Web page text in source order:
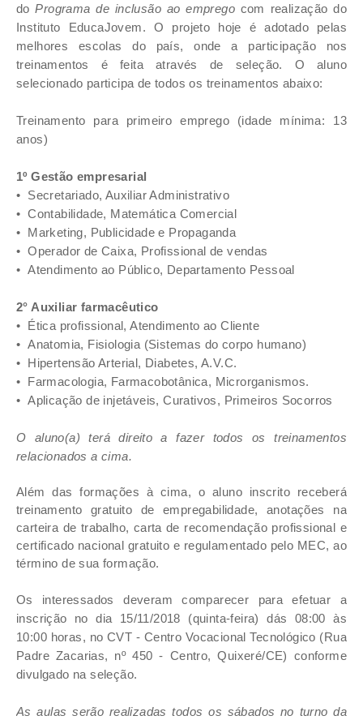
doPrograma de inclusão ao empregocom realização do
Instituto EducaJovem. O projeto hoje é adotado pelas
melhores escolas do país, onde a participação nos
treinamentos é feita através de seleção. O aluno
selecionado participa de todos os treinamentos abaixo:
Treinamento para primeiro emprego (idade mínima: 13
anos)
1º Gestão empresarial
• Secretariado, Auxiliar Administrativo
• Contabilidade, Matemática Comercial
• Marketing, Publicidade e Propaganda
• Operador de Caixa, Profissional de vendas
• Atendimento ao Público, Departamento Pessoal
2° Auxiliar farmacêutico
• Ética profissional, Atendimento ao Cliente
• Anatomia, Fisiologia (Sistemas do corpo humano)
• Hipertensão Arterial, Diabetes, A.V.C.
• Farmacologia, Farmacobotânica, Microrganismos.
• Aplicação de injetáveis, Curativos, Primeiros Socorros
O aluno(a) terá direito a fazer todos os treinamentos
relacionados a cima.
Além das formações à cima, o aluno inscrito receberá
treinamento gratuito de empregabilidade, anotações na
carteira de trabalho, carta de recomendação profissional e
certificado nacional gratuito e regulamentado pelo MEC, ao
término de sua formação.
Os interessados deveram comparecer para efetuar a
inscrição no dia 15/11/2018 (quinta-feira) dás 08:00 às
10:00 horas, no CVT - Centro Vocacional Tecnológico (Rua
Padre Zacarias, nº 450 - Centro, Quixeré/CE) conforme
divulgado na seleção.
As aulas serão realizadas todos os sábados no turno da